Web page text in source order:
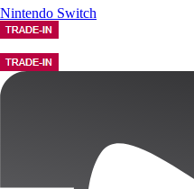
Nintendo Switch